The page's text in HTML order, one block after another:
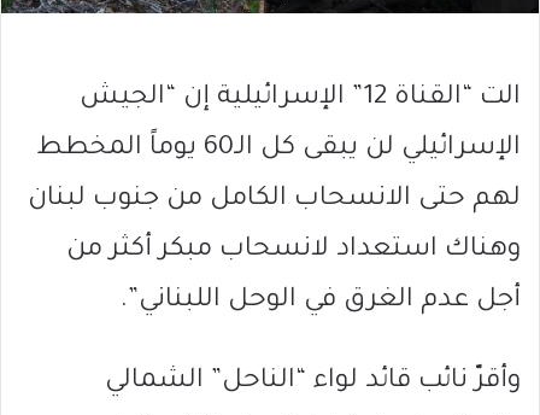
الت “القناة 12” الإسرائيلية إن “الجيش
الإسرائيلي لن يبقى كل الـ60 يوماً المخطط
لهم حتى الانسحاب الكامل من جنوب لبنان
وهناك استعداد لانسحاب مبكر أكثر من
أجل عدم الغرق في الوحل اللبناني”.
وأقرّ نائب قائد لواء “الناحل” الشمالي